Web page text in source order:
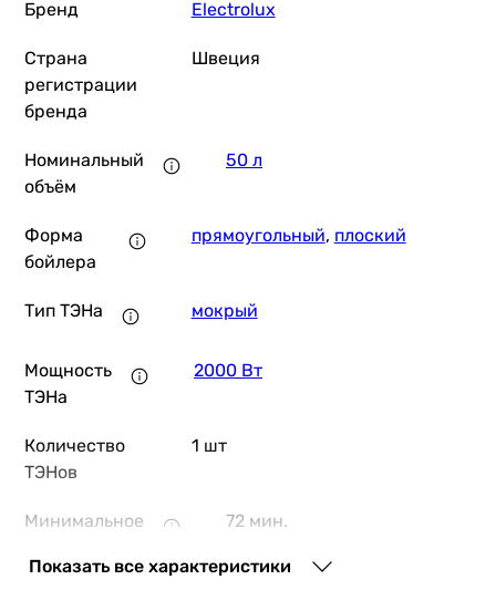
настенный
Подключение воды
снизу
Особенности и функции
регулировка температуры
Диаметр подключения
1/2 ″
Дополнительно
защита от замерзания, защита от перегрева, индикатор
механическое
механическое
Регулятор температуры
Бренд Electrolux
Страна
регистрации
бренда
Швеция
Номинальный
объём
50 л
Форма
бойлера
прямоугольный, плоский
Тип ТЭНа мокрый
Мощность
ТЭНа
2000 Вт
Количество
ТЭНов
1 шт
Минимальное
нагрева воды
72 мин.
Показать все характеристики